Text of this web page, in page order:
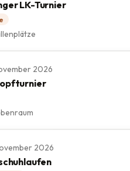
LK-Turnier
2026
2026